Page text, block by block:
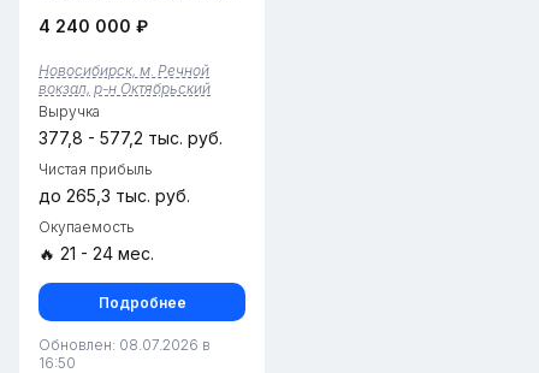
предпринимателей, которые
стабильность и высокий
доход.Преимущества
данного объекта:Тариф
3,87% — с этого года он был
ув...
4 240 000 ₽
Новосибирск, м. Речной
вокзал, р-н Октябрьский
Выручка
377,8 - 577,2 тыс. руб.
Чистая прибыль
до 265,3 тыс. руб.
Окупаемость
🔥 21 - 24 мес.
Подробнее
Обновлен: 08.07.2026 в
16:50